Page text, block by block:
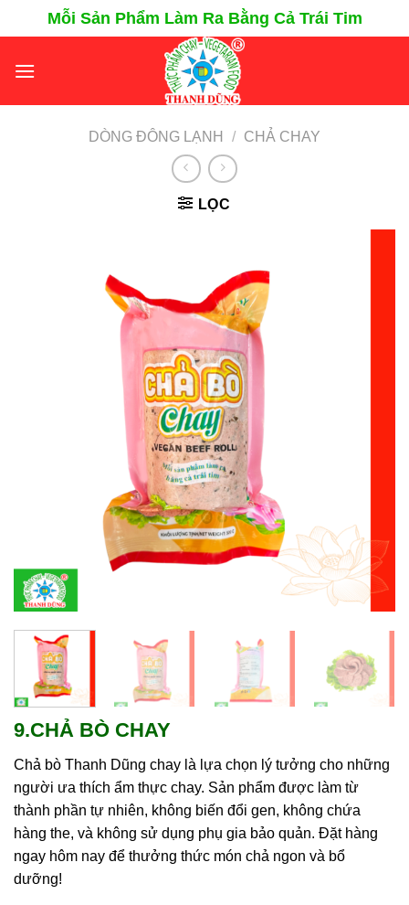
Chuyển
đến
dung
Mỗi Sản Phẩm Làm Ra Bằng Cả Trái Tim
DÒNG ĐÔNG LẠNH / CHẢ CHAY
LỌC
9.CHẢ BÒ CHAY
Chả bò Thanh Dũng chay là lựa chọn lý tưởng cho những
người ưa thích ẩm thực chay. Sản phẩm được làm từ
thành phần tự nhiên, không biến đổi gen, không chứa
hàng the, và không sử dụng phụ gia bảo quản. Đặt hàng
ngay hôm nay để thưởng thức món chả ngon và bổ
dưỡng!